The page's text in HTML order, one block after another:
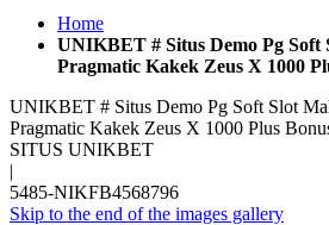
Home
UNIKBET # Situs Demo Pg Soft
Pragmatic Kakek Zeus X 1000
UNIKBET # Situs Demo Pg Soft Slot
Pragmatic Kakek Zeus X 1000 Plus
SITUS UNIKBET
|
5485-NIKFB4568796
Skip to the end of the images gallery